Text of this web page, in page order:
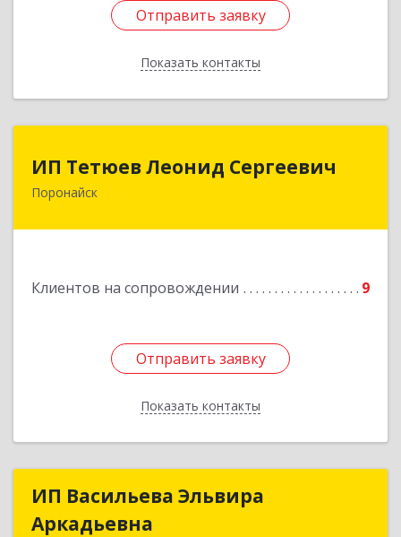
Отправить заявку
Показать контакты
Отправить заявку
Назад
ИП Тетюев Леонид Сергеевич
Поронайск
Клиентов на сопровождении 9
Отправить заявку
Показать контакты
694242, Сахалинская обл, Поронайск г, Фрунзе
Отправить заявку
Назад
ИП Васильева Эльвира
Аркадьевна
ИП Васильева Эльвира